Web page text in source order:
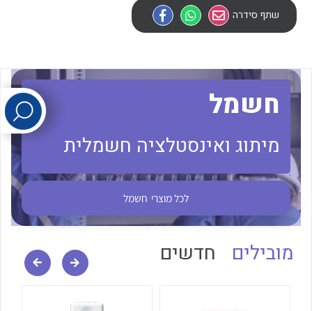
לכל מוצרי היצרן לכל מוצרי היצרן
שתף סידרה
חשמל
מיתוג ואינסטלציה חשמלית
לכל מוצרי חשמל
מובילים חדשים